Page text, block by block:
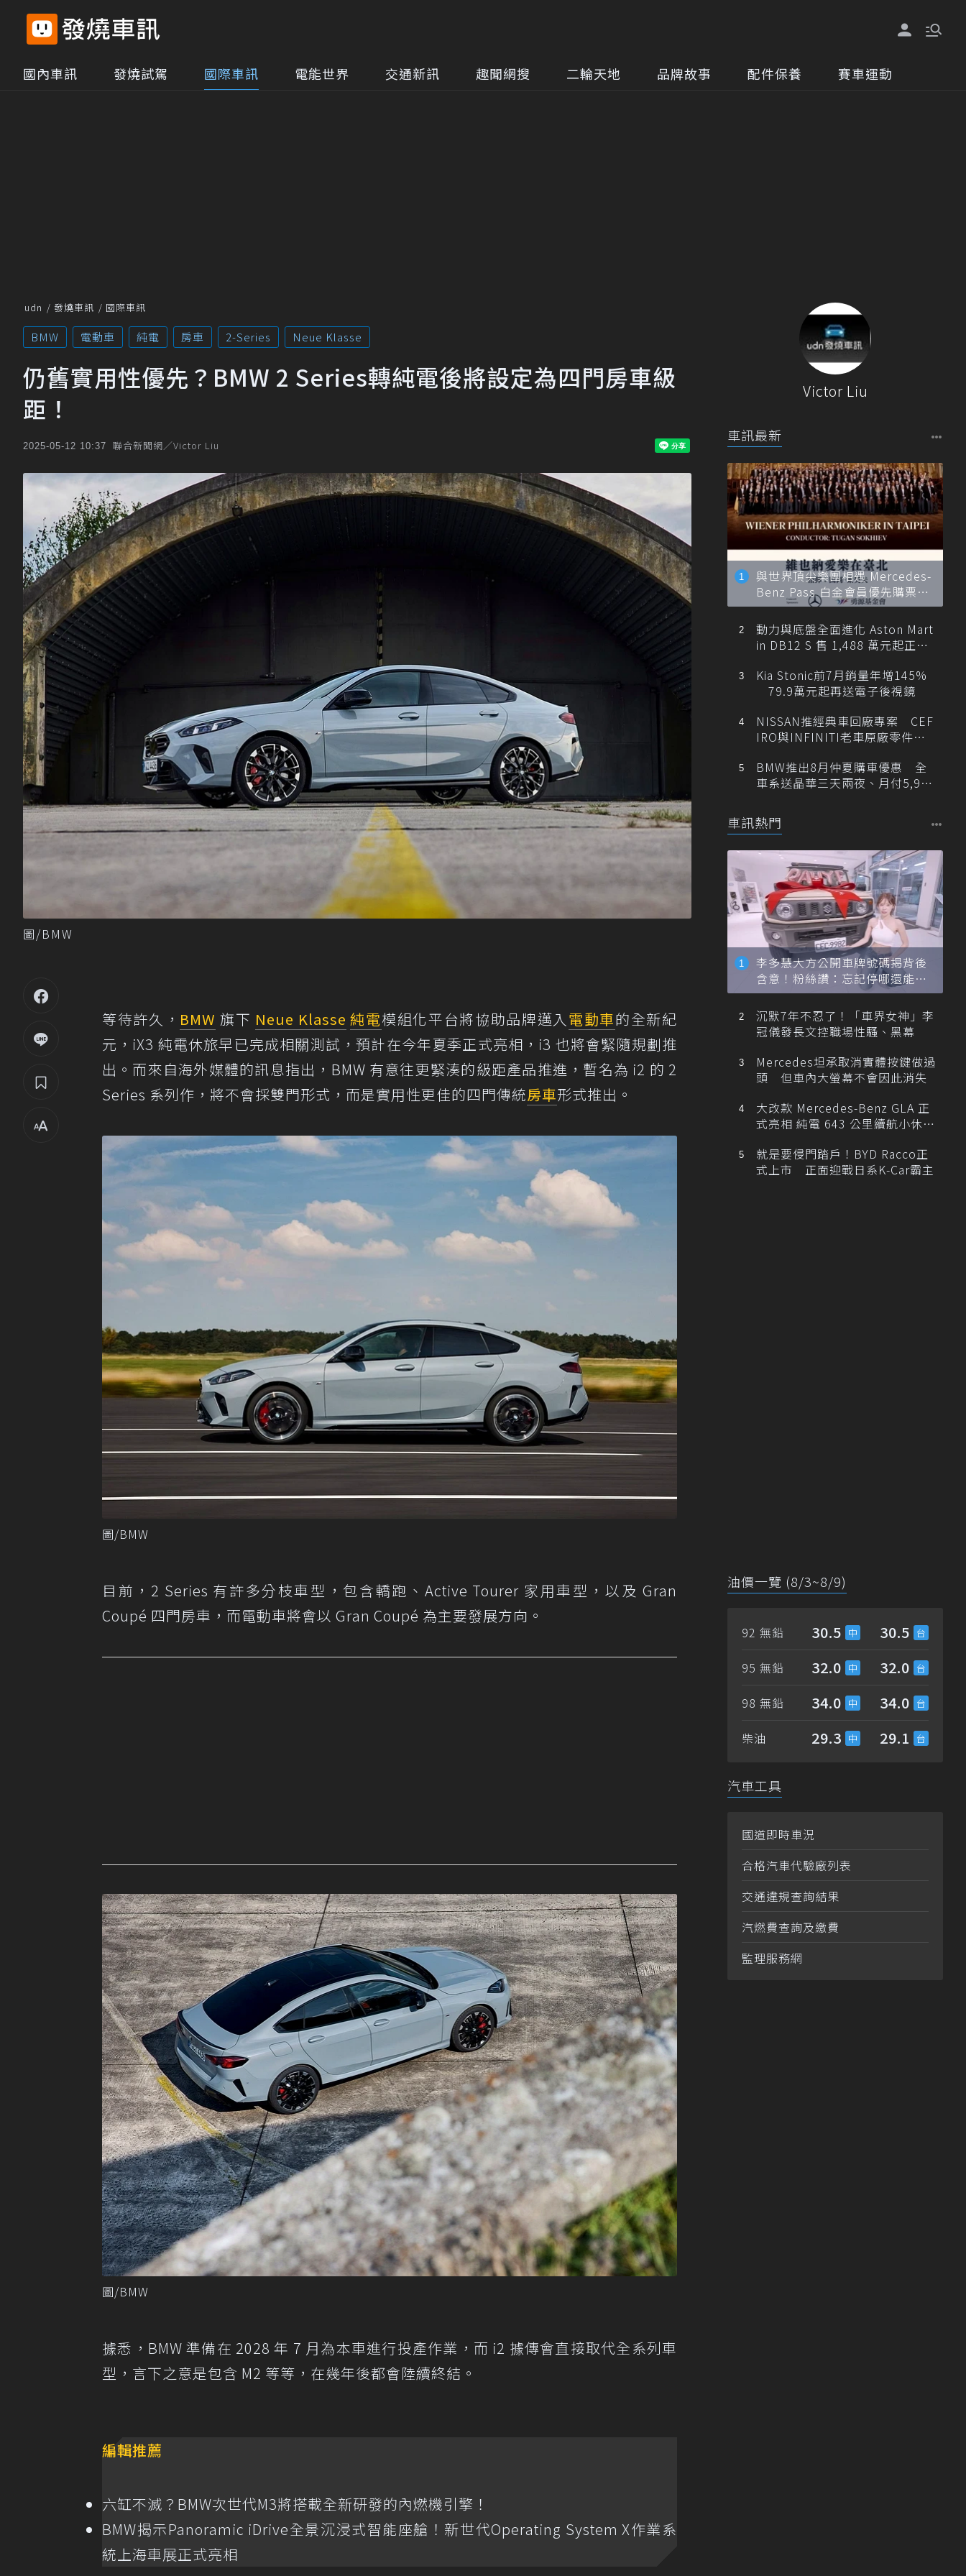
國內車訊 發燒試駕 國際車訊 電能世界 交通新訊 趣聞網搜 二輪天地 品牌故事 配件保養 賽車運動
udn 發燒車訊 國際車訊
BMW 電動車 純電 房車 2-Series Neue Klasse
仍舊實用性優先？BMW 2 Series轉純電後將設定為四門房車級
距！
2025-05-12 10:37 聯合新聞網／Victor Liu
圖/BMW
等待許久， BMW 旗下 Neue Klasse 純電模組化平台將協助品牌邁入 電動車的全新紀
元，iX3 純電休旅早已完成相關測試，預計在今年夏季正式亮相，i3 也將會緊隨規劃推
出。而來自海外媒體的訊息指出，BMW 有意往更緊湊的級距產品推進，暫名為 i2 的 2
Series 系列作，將不會採雙門形式，而是實用性更佳的四門傳統房車形式推出。
圖/BMW
目前，2 Series 有許多分枝車型，包含轎跑、Active Tourer 家用車型，以及 Gran
Coupé 四門房車，而電動車將會以 Gran Coupé 為主要發展方向。
圖/BMW
據悉，BMW 準備在 2028 年 7 月為本車進行投產作業，而 i2 據傳會直接取代全系列車
型，言下之意是包含 M2 等等，在幾年後都會陸續終結。
編輯推薦
六缸不滅？BMW次世代M3將搭載全新研發的內燃機引擎！
BMW揭示Panoramic iDrive全景沉浸式智能座艙！新世代Operating System X作業系
統上海車展正式亮相
Victor Liu
車訊最新
與世界頂尖樂團相遇 Mercedes-
Benz Pass 白金會員優先購票維
也納愛樂
動力與底盤全面進化 Aston Mart
in DB12 S 售 1,488 萬元起正式
Kia Stonic前7月銷量年增145%
79.9萬元起再送電子後視鏡
NISSAN推經典車回廠專案 CEF
IRO與INFINITI老車原廠零件最
BMW推出8月仲夏購車優惠 全
車系送晶華三天兩夜、月付5,900
車訊熱門
李多慧大方公開車牌號碼揭背後
含意！粉絲讚：忘記停哪還能幫
忙找車
沉默7年不忍了！「車界女神」李
冠儀發長文控職場性騷、黑幕
Mercedes坦承取消實體按鍵做過
頭 但車內大螢幕不會因此消失
大改款 Mercedes-Benz GLA 正
式亮相 純電 643 公里續航小休
就是要侵門踏戶！BYD Racco正
式上市 正面迎戰日系K-Car霸主
油價一覽 (8/3~8/9)
92 無鉛 30.5 30.5
95 無鉛 32.0 32.0
98 無鉛 34.0 34.0
柴油 29.3 29.1
汽車工具
國道即時車況
合格汽車代驗廠列表
交通違規查詢結果
汽燃費查詢及繳費
監理服務網